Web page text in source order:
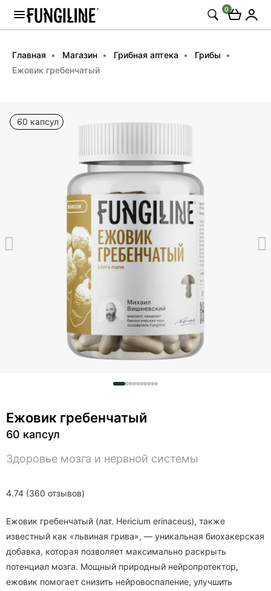
0
Главная Магазин Грибная аптека
Грибы
Ежовик гребенчатый
60 капсул
4.74 (360 отзывов)
Ежовик гребенчатый
60 капсул
Здоровье мозга и нервной системы
Ежовик гребенчатый (лат. Hericium erinaceus), также
известный как «львиная грива», — уникальная биохакерская
добавка, которая позволяет максимально раскрыть
потенциал мозга. Мощный природный нейропротектор,
ежовик помогает снизить нейровоспаление, улучшить